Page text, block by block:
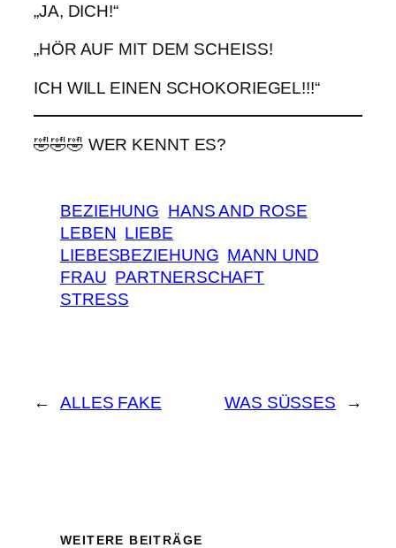
„JA, DICH!“
„HÖR AUF MIT DEM SCHEISS!
ICH WILL EINEN SCHOKORIEGEL!!!“
🤣🤣🤣 WER KENNT ES?
BEZIEHUNG HANS AND ROSE
LEBEN LIEBE
LIEBESBEZIEHUNG MANN UND
FRAU PARTNERSCHAFT
STRESS
← ALLES FAKE WAS SÜSSES →
WEITERE BEITRÄGE